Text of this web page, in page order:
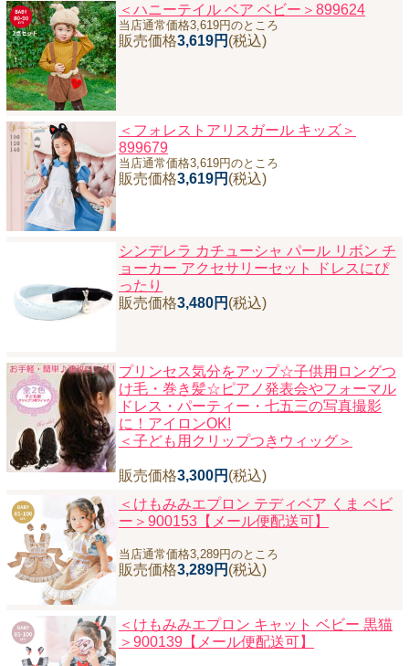
＜ハニーテイル ベア ベビー＞899624
当店通常価格3,619円のところ
販売価格3,619円 (税込)
＜フォレストアリスガール キッズ＞
899679
当店通常価格3,619円のところ
販売価格3,619円 (税込)
シンデレラ カチューシャ パール リボン チ
ョーカー アクセサリーセット ドレスにぴ
ったり
販売価格3,480円 (税込)
プリンセス気分をアップ☆子供用ロングつ
け毛・巻き髪☆ピアノ発表会やフォーマル
ドレス・パーティー・七五三の写真撮影
に！アイロンOK!
＜子ども用クリップつきウィッグ＞
販売価格3,300円 (税込)
＜けもみみエプロン テディベア くま ベビ
ー＞900153【メール便配送可】
当店通常価格3,289円のところ
販売価格3,289円 (税込)
＜けもみみエプロン キャット ベビー 黒猫
＞900139【メール便配送可】